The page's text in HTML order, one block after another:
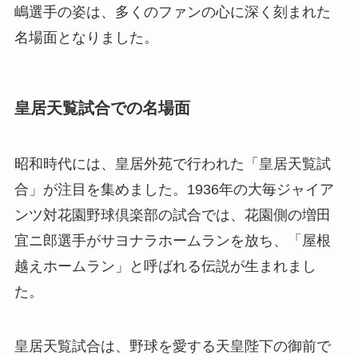
嶋選手の姿は、多くのファンの心に深く刻まれた
名場面となりました。
皇居天覧試合での名場面
昭和時代には、皇居外苑で行われた「皇居天覧試
合」が注目を集めました。1936年の大毎ジャイア
ンツ対花園野球倶楽部の試合では、花園側の増田
宜ニ郎選手がサヨナラホームランを放ち、「屋根
越えホームラン」と呼ばれる伝説が生まれまし
た。
皇居天覧試合は、野球を愛する天皇陛下の御前で